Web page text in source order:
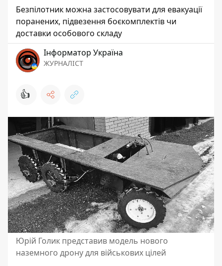
Безпілотник можна застосовувати для евакуації
поранених, підвезення боєкомплектів чи
доставки особового складу
Інформатор Україна
ЖУРНАЛІСТ
👍
Юрій Голик представив модель нового
наземного дрону для військових цілей